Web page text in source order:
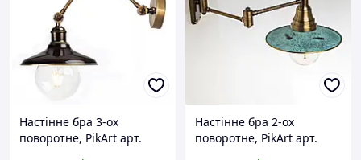
Настінне бра 3-ох
поворотне, PikArt арт.
Настінне бра 2-ох
поворотне, PikArt арт.